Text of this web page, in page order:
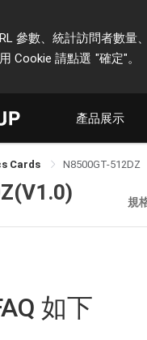
參數、統計訪問者數
Cookie 請點選 "確定"。
產品展示
Cards N8500GT-512DZ
規
如下